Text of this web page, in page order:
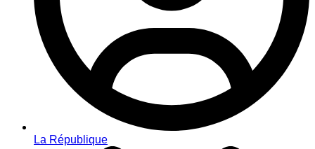
La République